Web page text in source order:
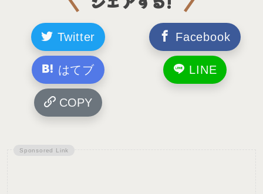
Twitter Facebook
はてブ LINE
COPY